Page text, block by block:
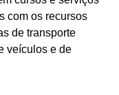
com os recursos
de transporte
veículos e de